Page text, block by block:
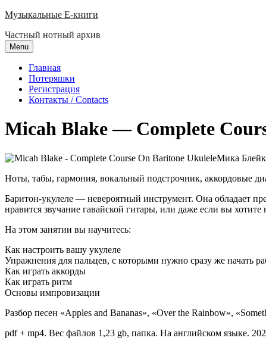
Skip
content
Музыкальные E-книги
Частный нотный архив
Menu
Главная
Потеряшки
Регистрация
Контакты / Contacts
Micah Blake — Complete
Мика
Ноты, табы, гармония, вокальный подстрочник, аккордовые
Баритон-укулеле — невероятный инструмент. Она обладает
нравится звучание гавайской гитары, или даже если вы
На этом занятии вы научитесь:
Как настроить вашу укулеле
Упражнения для пальцев, с которыми нужно сразу же начать
Как играть аккорды
Как играть ритм
Основы импровизации
Разбор песен «Apples and Bananas», «Over the Rainbow»,
pdf + mp4. Вес файлов 1,23 gb, папка. На английском языке.